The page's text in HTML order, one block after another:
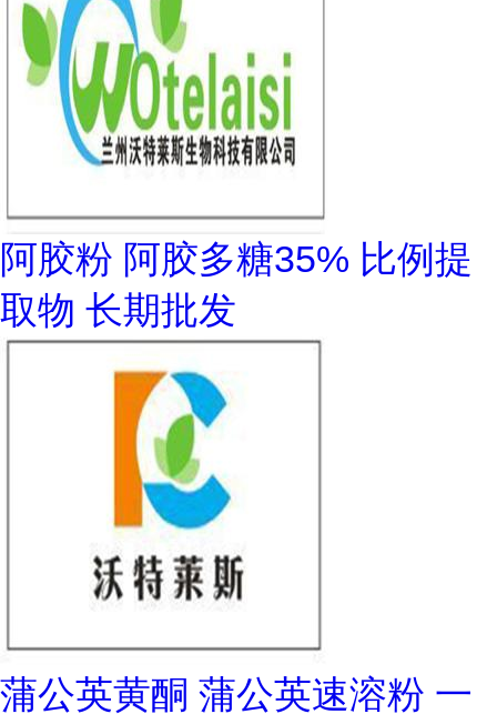
阿胶粉 阿胶多糖35% 比例提
取物 长期批发
蒲公英黄酮 蒲公英速溶粉 一